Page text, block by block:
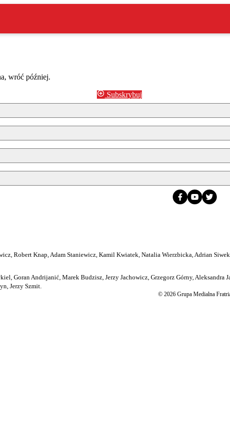
wróć później.
Subskrybuj
Robert Knap, Adam Staniewicz, Kamil Kwiatek, Natalia Wierzbicka, Adrian
Goran Andrijanić, Marek Budzisz, Jerzy Jachowicz, Grzegorz Górny, Aleksandra
Jerzy Szmit.
© 2026 Grupa Medialna